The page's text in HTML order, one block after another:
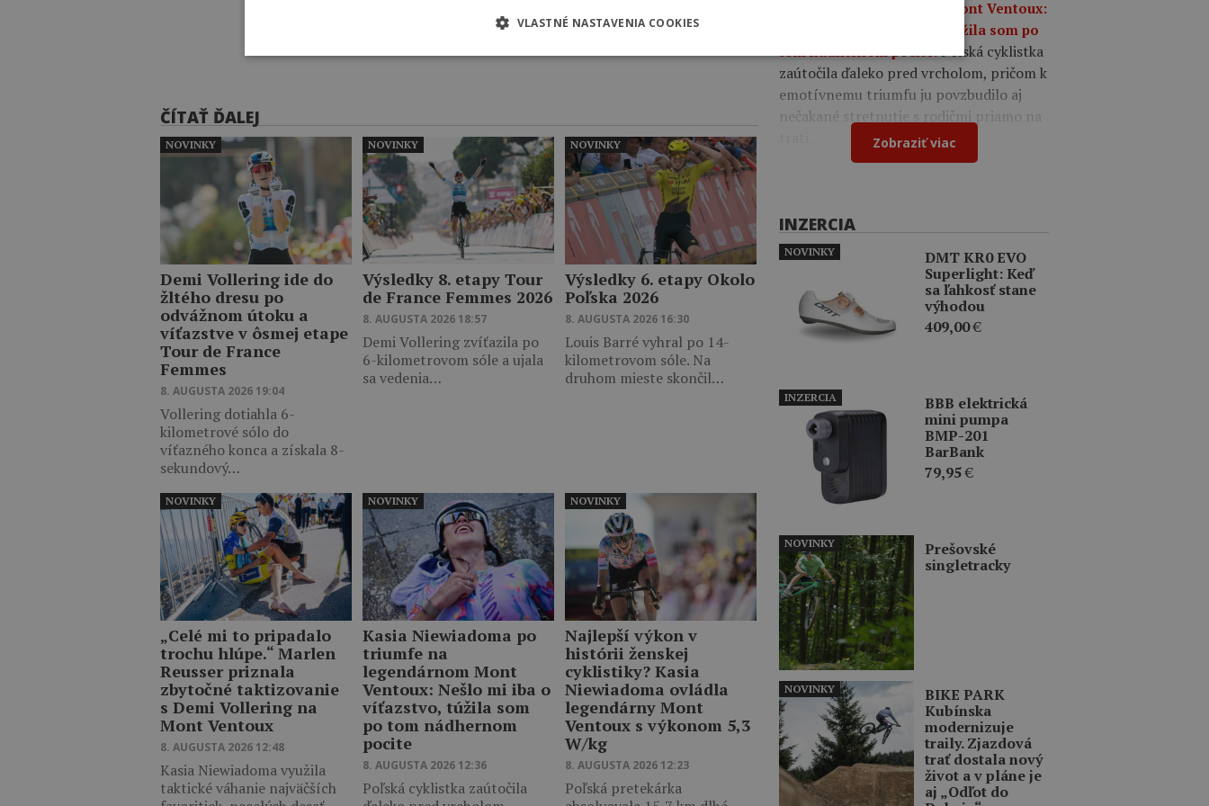
Zobraziť viac
ČÍTAŤ ĎALEJ
Demi Vollering ide do
žltého dresu po
odvážnom útoku a
víťazstve v ôsmej etape
Tour de France
Femmes
8. AUGUSTA 2026 19:04
Vollering dotiahla 6-
kilometrové sólo do
víťazného konca a získala 8-
sekundový…
NOVINKY
Výsledky 8. etapy Tour
de France Femmes 2026
8. AUGUSTA 2026 18:57
Demi Vollering zvíťazila po
6-kilometrovom sóle a ujala
sa vedenia…
NOVINKY
Výsledky 6. etapy Okolo
Poľska 2026
8. AUGUSTA 2026 16:30
Louis Barré vyhral po 14-
kilometrovom sóle. Na
druhom mieste skončil…
NOVINKY
„Celé mi to pripadalo
trochu hlúpe.“ Marlen
Reusser priznala
zbytočné taktizovanie
s Demi Vollering na
Mont Ventoux
8. AUGUSTA 2026 12:48
Kasia Niewiadoma využila
taktické váhanie najväčších
NOVINKY
Kasia Niewiadoma po
triumfe na
legendárnom Mont
Ventoux: Nešlo mi iba o
víťazstvo, túžila som
po tom nádhernom
pocite
8. AUGUSTA 2026 12:36
Poľská cyklistka zaútočila
NOVINKY
Najlepší výkon v
histórii ženskej
cyklistiky? Kasia
Niewiadoma ovládla
legendárny Mont
Ventoux s výkonom 5,3
W/kg
8. AUGUSTA 2026 12:23
Poľská pretekárka
NOVINKY
triumfe na legendárnom Mont Ventoux:
Nešlo mi iba o víťazstvo, túžila som po
Poľská cyklistka
zaútočila ďaleko pred vrcholom, pričom k
emotívnemu triumfu ju povzbudilo aj
nečakané stretnutie s rodičmi priamo na
Zobraziť viac
INZERCIA
DMT KR0 EVO
Superlight: Keď
sa ľahkosť stane
výhodou
409,00€
NOVINKY
BBB elektrická
mini pumpa
BMP-201
BarBank
79,95€
INZERCIA
Prešovské
singletracky
NOVINKY
BIKE PARK
Kubínska
modernizuje
traily. Zjazdová
trať dostala nový
život a v pláne je
aj „Odľot do
NOVINKY
VLASTNÉ NASTAVENIA COOKIES